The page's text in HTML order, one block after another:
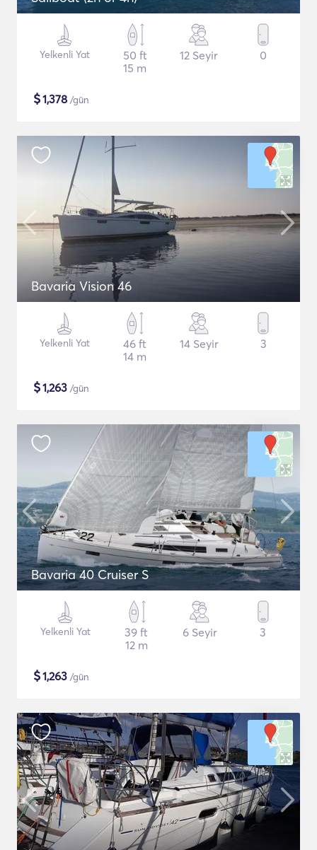
Yelkenli Yat
50 ft
15 m
12 Seyir 0
$1,378 /gün
Bavaria Vision 46
Yelkenli Yat
46 ft
14 m
14 Seyir 3
$1,263 /gün
Bavaria 40 Cruiser S
Yelkenli Yat
39 ft
12 m
6 Seyir 3
$1,263 /gün